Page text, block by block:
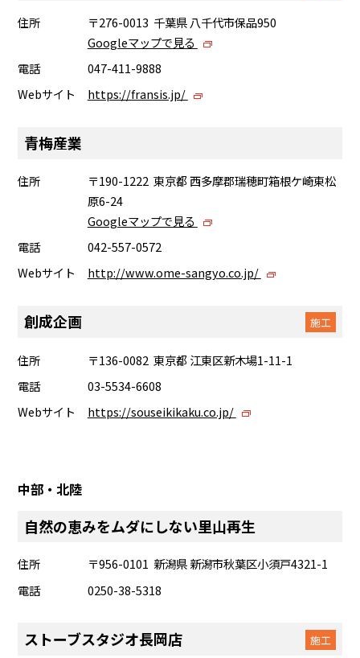
住所
〒276-0013 千葉県 八千代市保品950
Googleマップで見る
電話
047-411-9888
Webサイト
https://fransis.jp/
青梅産業
住所
〒190-1222 東京都 西多摩郡瑞穂町箱根ケ崎東松
原6-24
Googleマップで見る
電話
042-557-0572
Webサイト
http://www.ome-sangyo.co.jp/
創成企画 施工
住所
〒136-0082 東京都 江東区新木場1-11-1
電話
03-5534-6608
Webサイト
https://souseikikaku.co.jp/
中部・北陸
自然の恵みをムダにしない里山再生
住所
〒956-0101 新潟県 新潟市秋葉区小須戸4321-1
電話
0250-38-5318
ストーブスタジオ長岡店 施工